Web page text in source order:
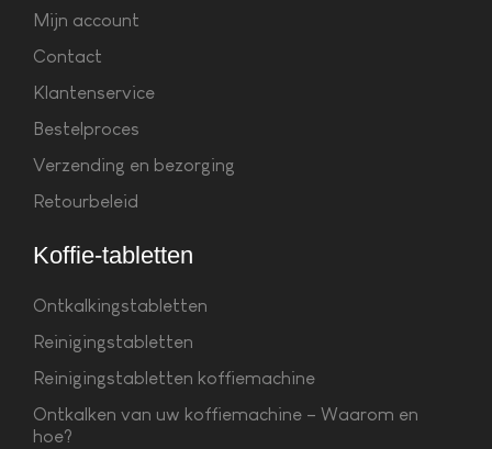
Mijn account
Contact
Klantenservice
Bestelproces
Verzending en bezorging
Retourbeleid
Koffie-tabletten
Ontkalkingstabletten
Reinigingstabletten
Reinigingstabletten koffiemachine
Ontkalken van uw koffiemachine – Waarom en
hoe?